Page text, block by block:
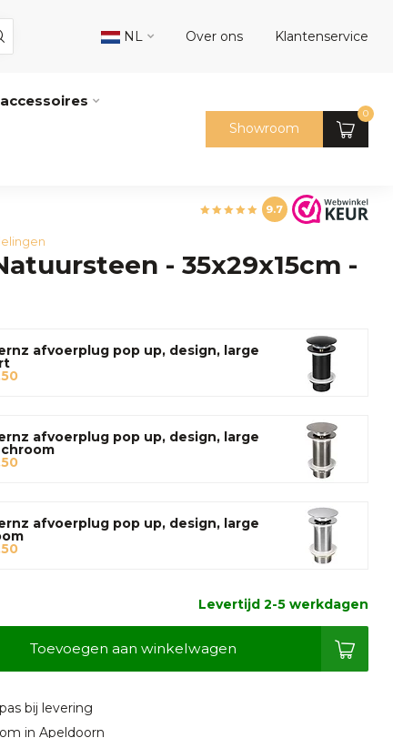
NL Over ons Klantenservice
Showroom
0
9.7
- 35x29x15cm -
afvoerplug pop up, design, large
afvoerplug pop up, design, large
afvoerplug pop up, design, large
Levertijd 2-5 werkdagen
Toevoegen aan winkelwagen
bij levering
in Apeldoorn